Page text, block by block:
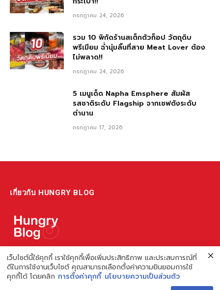
กรกฎาคม 24, 2026
รวม 10 พิกัดร้านสเต็กตัวท็อป วัตถุดิบ
พรีเมียม ฉ่ำนุ่มลิ้นที่สาย Meat Lover ต้อง
ไม่พลาด!!
กรกฎาคม 24, 2026
5 เมนูเด็ด Napha Emsphere สัมผัส
รสชาติระดับ Flagship จากเชฟดังระดับ
ตำนาน
กรกฎาคม 17, 2026
เกี่ยวกับ HUNGRY BLOG
แหล่งรวมข้อมูล ข่าวสาร เกี่ยวกับร้านอาหารและเรื่องกิน ไม่ว่าจะเป็น
รีวิว ชี้เป้า รวมถึงความรู้ต่างๆ ที่เราอยากแชร์!
เว็บไซต์นี้ใช้คุกกี้ เราใช้คุกกี้เพื่อเพิ่มประสิทธิภาพ และประสบการณ์ที่
ดีในการใช้งานเว็บไซต์ คุณสามารถเลือกตั้งค่าความยินยอมการใช้
คุกกี้ได้ โดยคลิก การตั้งค่าคุกกี้ นโยบายความเป็นส่วนตัว